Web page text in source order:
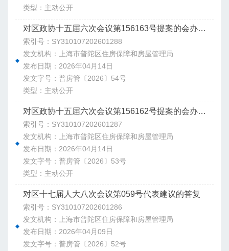
类型：主动公开
对区政协十五届六次会议第156163号提案的会办意见
索引号：SY310107202601288
发文机构：上海市普陀区住房保障和房屋管理局
发布日期：2026年04月14日
发文字号：普房管〔2026〕54号
类型：主动公开
对区政协十五届六次会议第156162号提案的会办意见
索引号：SY310107202601287
发文机构：上海市普陀区住房保障和房屋管理局
发布日期：2026年04月14日
发文字号：普房管〔2026〕53号
类型：主动公开
对区十七届人大八次会议第059号代表建议的答复
索引号：SY310107202601286
发文机构：上海市普陀区住房保障和房屋管理局
发布日期：2026年04月09日
发文字号：普房管〔2026〕52号